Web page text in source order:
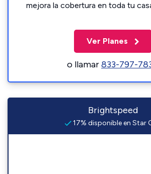
mejora la cobertura en toda tu
Ver Planes
o llamar833-797-
Brightspeed
17% disponible en Star